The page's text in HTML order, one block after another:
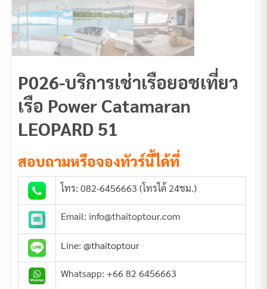
P026-บริการเช่าเรือยอชเที่ยว
เรือ Power Catamaran
LEOPARD 51
สอบถามหรือจองทัวร์นี้ได้ที่
โทร: 082-6456663 (โทรได้ 24ชม.)
Email: info@thaitoptour.com
Line: @thaitoptour
Whatsapp: +66 82 6456663